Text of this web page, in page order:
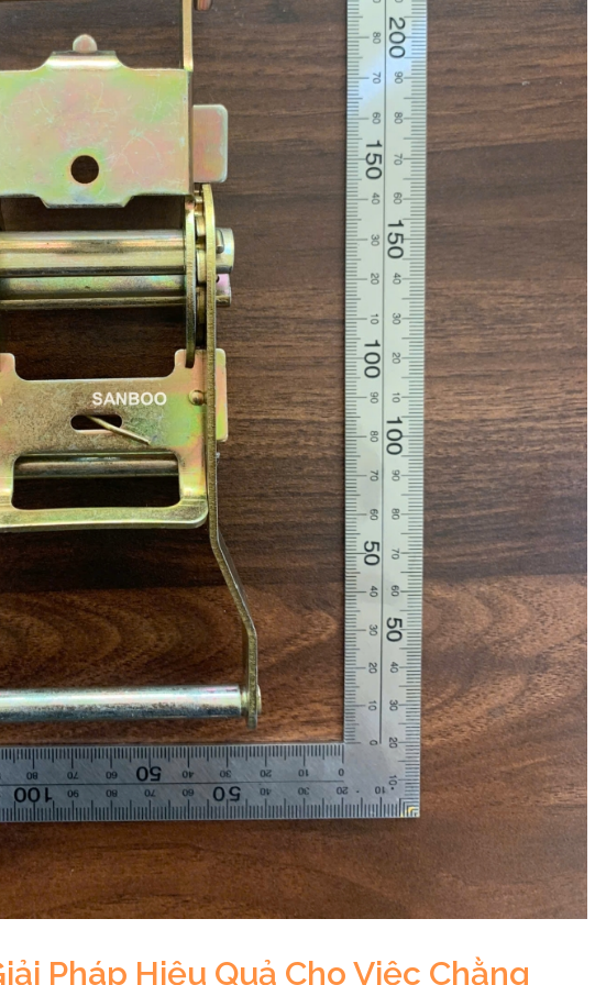
Pháp Hiệu Quả Cho Việc Chằng